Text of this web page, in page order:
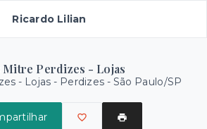
Ricardo Lilian
Mitre Perdizes - Lojas
- Lojas - Perdizes - São Paulo/SP